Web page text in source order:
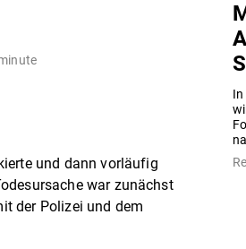
und dann vorläufig
war zunächst
der Polizei und dem